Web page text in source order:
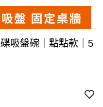
吸盤碗｜點點款｜5